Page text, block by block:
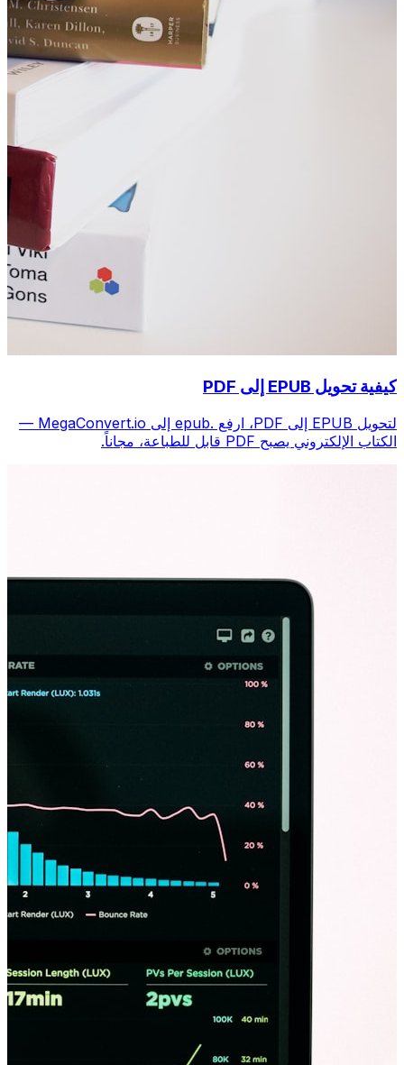
كيفية تحويل EPUB إلى PDF
لتحويل EPUB إلى PDF، ارفع .epub إلى MegaConvert.io —
الكتاب الإلكتروني يصبح PDF قابل للطباعة، مجاناً.